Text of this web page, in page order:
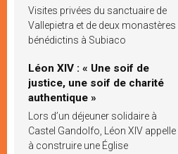
Visites privées du sanctuaire de
Vallepietra et de deux monastères
bénédictins à Subiaco
Léon XIV : « Une soif de
justice, une soif de charité
authentique »
Lors d’un déjeuner solidaire à
Castel Gandolfo, Léon XIV appelle
à construire une Église